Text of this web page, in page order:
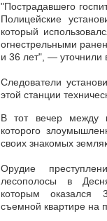
"Пострадавшего
Полицейские
который
огнестрельными
и 36 лет", — уточнили
Следователи
этой станции
В тот вечер между
которого
своих знакомых
Орудие
лесополосы в
которым оказался
съемной квартире на